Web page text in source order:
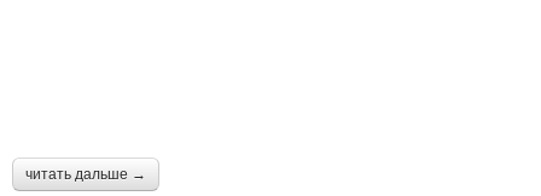
читать дальше →